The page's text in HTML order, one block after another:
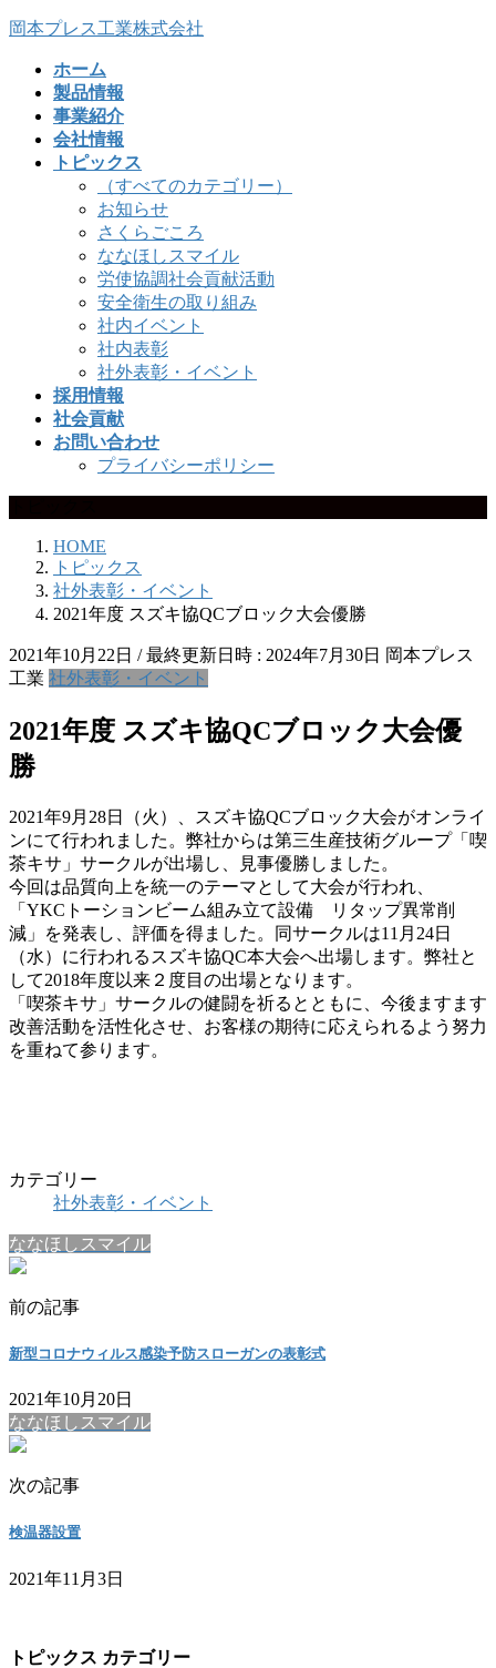
コ
ナ
岡本プレス工業株式会社
ホーム
製品情報
事業紹介
会社情報
トピックス
（すべてのカテゴリー）
お知らせ
さくらごころ
ななほしスマイル
労使協調社会貢献活動
安全衛生の取り組み
社内イベント
社内表彰
社外表彰・イベント
採用情報
社会貢献
お問い合わせ
プライバシーポリシー
HOME
トピックス
社外表彰・イベント
2021年度 スズキ協QCブロック大会優勝
2021年10月22日 / 最終更新日時 : 2024年7月30日 岡本プレス
工業 社外表彰・イベント
2021年度 スズキ協QCブロック大会優
勝
2021年9月28日（火）、スズキ協QCブロック大会がオンライ
ンにて行われました。弊社からは第三生産技術グループ「喫
茶キサ」サークルが出場し、見事優勝しました。
今回は品質向上を統一のテーマとして大会が行われ、
「YKCトーションビーム組み立て設備 リタップ異常削
減」を発表し、評価を得ました。同サークルは11月24日
（水）に行われるスズキ協QC本大会へ出場します。弊社と
して2018年度以来２度目の出場となります。
「喫茶キサ」サークルの健闘を祈るとともに、今後ますます
改善活動を活性化させ、お客様の期待に応えられるよう努力
を重ねて参ります。
カテゴリー
社外表彰・イベント
ななほしスマイル
前の記事
新型コロナウィルス感染予防スローガンの表彰式
2021年10月20日
ななほしスマイル
次の記事
検温器設置
2021年11月3日
トピックス カテゴリー